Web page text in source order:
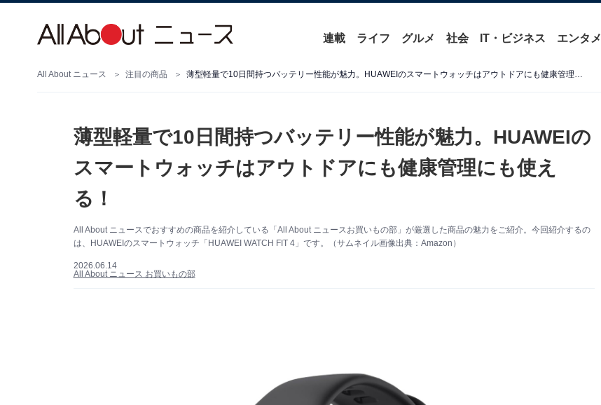
連載 ライフ グルメ 社会 IT・ビジネス エンタメ
All About ニュース 注目の商品 薄型軽量で10日間持つバッテリー性能が魅力。HUAWEIのスマートウォッチはアウトドアにも健康管理にも使える！
薄型軽量で10日間持つバッテリー性能が魅力。HUAWEIの
スマートウォッチはアウトドアにも健康管理にも使え
る！
All About ニュースでおすすめの商品を紹介している「All About ニュースお買いもの部」が厳選した商品の魅力をご紹介。今回紹介するの
は、HUAWEIのスマートウォッチ「HUAWEI WATCH FIT 4」です。（サムネイル画像出典：Amazon）
2026.06.14
All About ニュース お買いもの部